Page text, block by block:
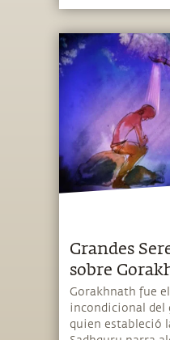
Grandes
sobre
Gorakhnath fue
incondicional del
quien estableció